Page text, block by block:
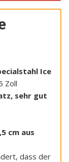
Ice
Zoll
sehr gut
cm aus
dass der